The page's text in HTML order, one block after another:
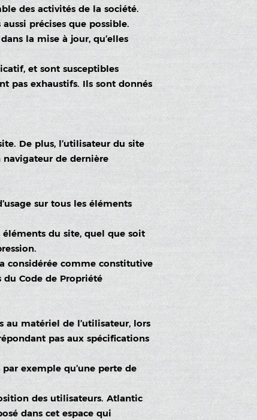
des activités de la société.
précises que possible.
la mise à jour, qu’elles
et sont susceptibles
pas exhaustifs. Ils sont donnés
De plus, l’utilisateur du site
navigateur de dernière
sur tous les éléments
du site, quel que soit
considérée comme constitutive
Code de Propriété
au matériel de l’utilisateur, lors
pas aux spécifications
exemple qu’une perte de
des utilisateurs. Atlantic
dans cet espace qui